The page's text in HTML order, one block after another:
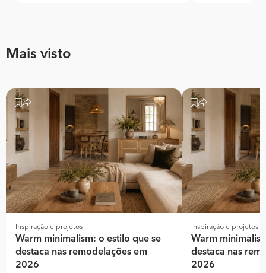
Mais visto
Inspiração e projetos
Warm minimalism: o estilo que se
destaca nas remodelações em
2026
Inspiração e projetos
Warm
destaca nas
2026